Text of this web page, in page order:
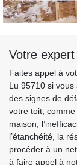
Votre
Faites appel à
Lu 95710 si
des signes de
votre toit,
maison,
l’étanchéité, la
procéder à un
à faire appel à